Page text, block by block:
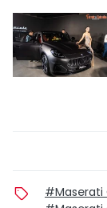
#Maserati